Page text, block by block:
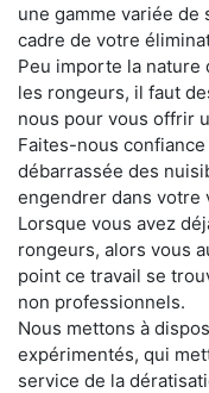
une gamme variée
cadre de votre
Peu importe la
les rongeurs, il faut
nous pour vous offrir
Faites-nous
débarrassée des
engendrer dans votre
Lorsque vous avez
rongeurs, alors vous
point ce travail se
non professionnels.
Nous mettons à
expérimentés, qui
service de la